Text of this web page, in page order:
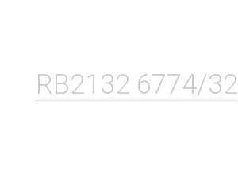
RB2132 6774/32